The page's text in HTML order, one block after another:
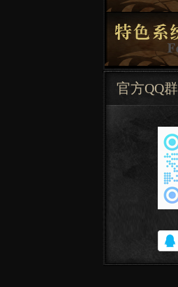
官方QQ群